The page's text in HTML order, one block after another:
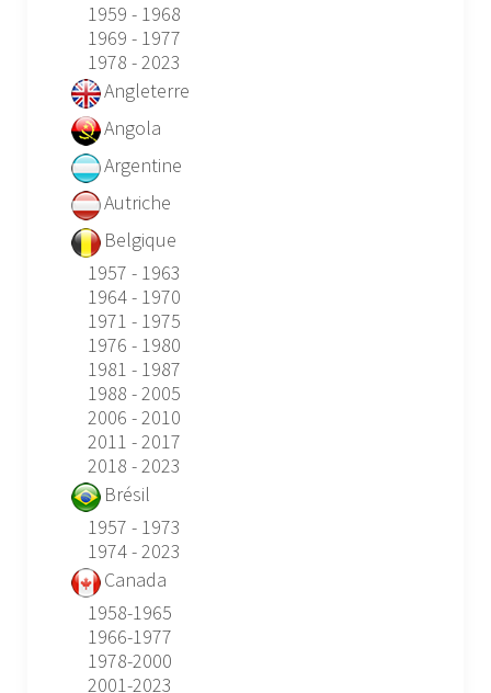
1959 - 1968
1969 - 1977
1978 - 2023
Angleterre
Angola
Argentine
Autriche
Belgique
1957 - 1963
1964 - 1970
1971 - 1975
1976 - 1980
1981 - 1987
1988 - 2005
2006 - 2010
2011 - 2017
2018 - 2023
Brésil
1957 - 1973
1974 - 2023
Canada
1958-1965
1966-1977
1978-2000
2001-2023